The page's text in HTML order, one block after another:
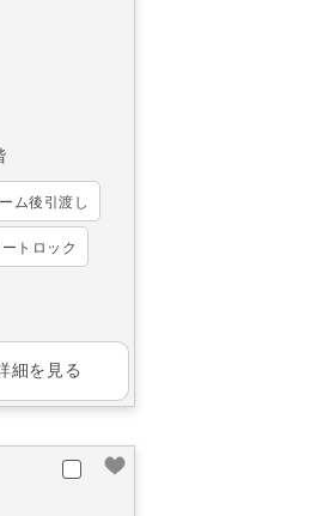
ム後引渡し
トロック
細を見る